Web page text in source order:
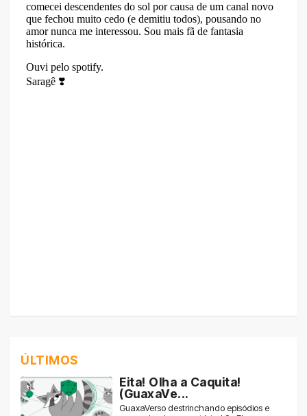
ÚLTIMOS
Eita! Olha a Caquita!
(GuaxaVe...
GuaxaVerso destrinchando episódios e